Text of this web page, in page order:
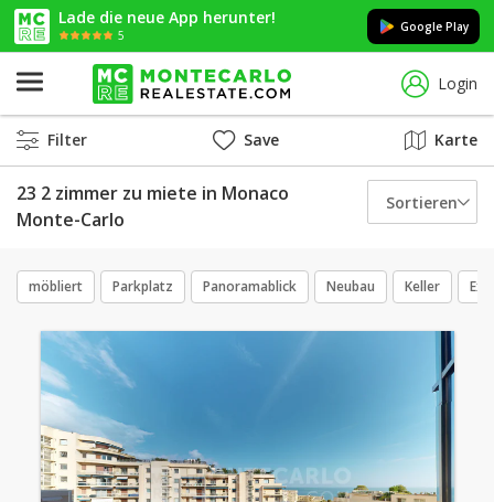
Lade die neue App herunter!
5
Google Play
Login
Filter Save Karte
23 2 zimmer zu miete in Monaco
Monte-Carlo
Sortieren
möbliert Parkplatz Panoramablick Neubau Keller